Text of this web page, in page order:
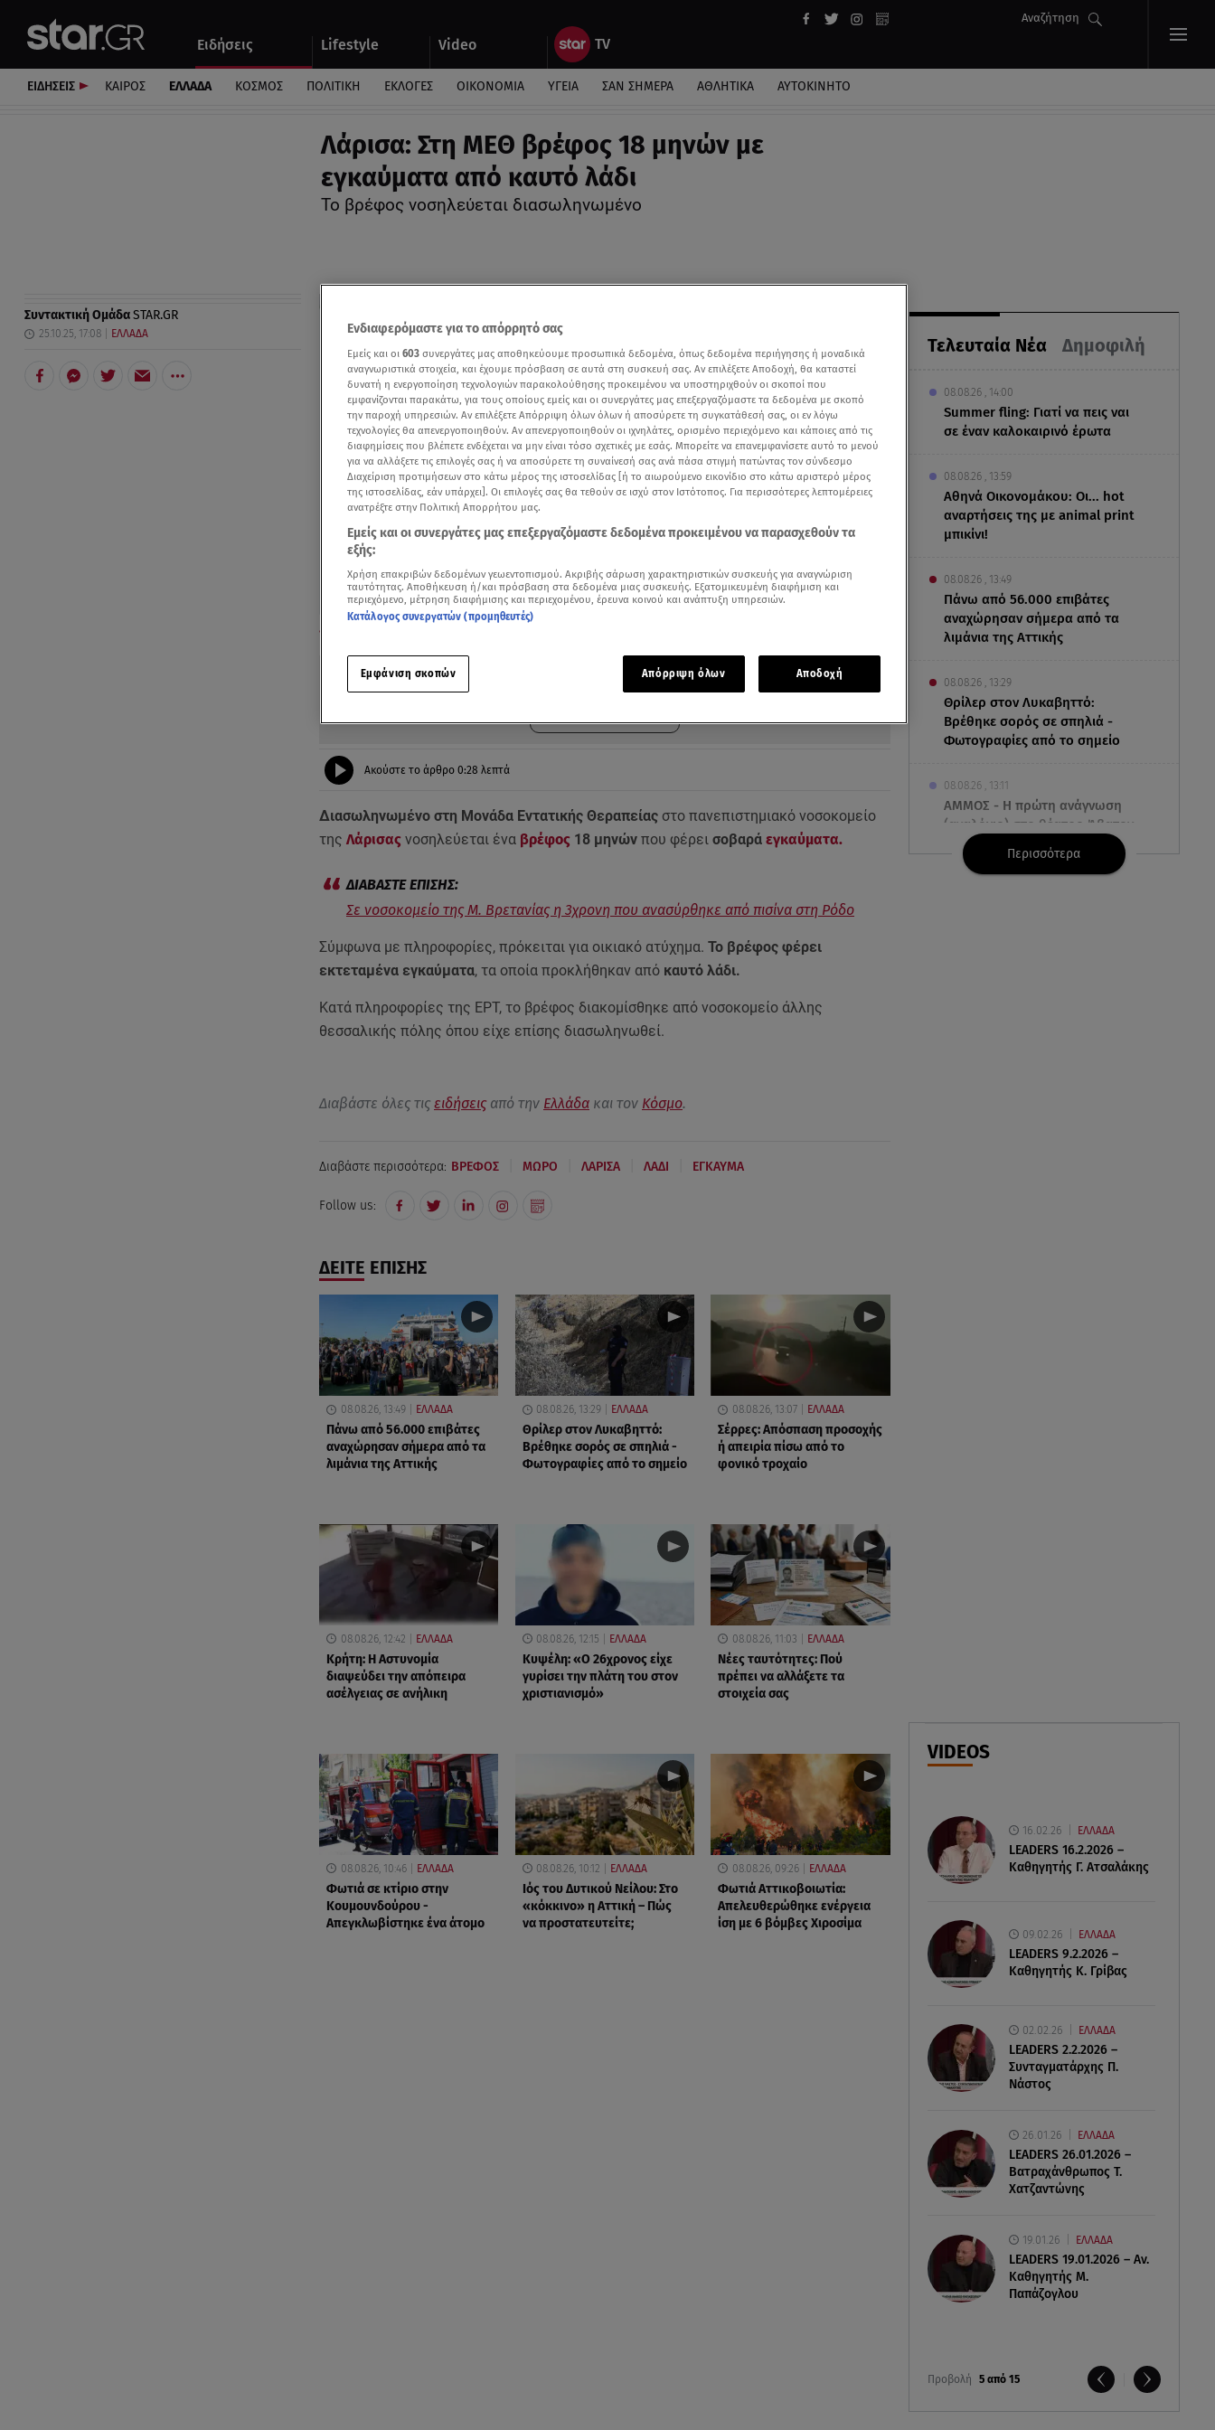
Ειδήσεις Lifestyle Video
Αναζήτηση
Αυτοκίνητο
ΕΙΔΗΣΕΙΣ ΚΑΙΡΟΣ ΕΛΛΑΔΑ ΚΟΣΜΟΣ ΠΟΛΙΤΙΚΗ ΕΚΛΟΓΕΣ ΟΙΚΟΝΟΜΙΑ ΥΓΕΙΑ ΣΑΝ ΣΗΜΕΡΑ ΑΘΛΗΤΙΚΑ ΑΥΤΟΚΙΝΗΤΟ
Λάρισα: Στη ΜΕΘ βρέφος 18 μηνών με
εγκαύματα από καυτό λάδι
Το βρέφος νοσηλεύεται διασωληνωμένο
Τελευταία Νέα Δημοφιλή
08.08.26 , 14:00
Summer fling: Γιατί να πεις ναι
σε έναν καλοκαιρινό έρωτα
08.08.26 , 13:59
Αθηνά Οικονομάκου: Οι... hot
αναρτήσεις της με animal print
μπικίνι!
08.08.26 , 13:49
Πάνω από 56.000 επιβάτες
αναχώρησαν σήμερα από τα
λιμάνια της Αττικής
08.08.26 , 13:29
Θρίλερ στον Λυκαβηττό:
Βρέθηκε σορός σε σπηλιά -
Φωτογραφίες από το σημείο
08.08.26 , 13:11
ΑΜΜΟΣ - Η πρώτη ανάγνωση
(αναλόγιο) στο θέατρο Άβατον
08.08.26 , 13:07
ο παραγωγός και συνεργάτης
της Μαντόνα
Περισσότερα
VIDEOS
16.02.26 ΕΛΛΑΔΑ
LEADERS 16.2.2026 –
Καθηγητής Γ. Ατσαλάκης
09.02.26 ΕΛΛΑΔΑ
LEADERS 9.2.2026 –
Καθηγητής Κ. Γρίβας
02.02.26 ΕΛΛΑΔΑ
LEADERS 2.2.2026 –
Συνταγματάρχης Π.
Νάστος
26.01.26 ΕΛΛΑΔΑ
LEADERS 26.01.2026 –
Βατραχάνθρωπος Τ.
Χατζαντώνης
19.01.26 ΕΛΛΑΔΑ
LEADERS 19.01.2026 – Αν.
Καθηγητής Μ.
Παπάζογλου
Προβολή 5 από 15
Συντακτική ΟμάδαSTAR.GR
25.10.25, 17:08 ΕΛΛΑΔΑ
Δείτε περισσότερα άρθρα μας στα αποτελέσματα αναζήτησης
Ακούστε το άρθρο 0:28 λεπτά
Διασωληνωμένο στη Μονάδα Εντατικής Θεραπείας στο πανεπιστημιακό νοσοκομείο
της Λάρισαςνοσηλεύεται ένα βρέφος 18 μηνώνπου φέρει σοβαρά εγκαύματα.
Σε νοσοκομείο της Μ. Βρετανίας η 3χρονη που ανασύρθηκε από πισίνα στη Ρόδο
Σύμφωνα με πληροφορίες, πρόκειται για οικιακό ατύχημα. Το βρέφος φέρει
εκτεταμένα εγκαύματα, τα οποία προκλήθηκαν από καυτό λάδι.
Κατά πληροφορίες της ΕΡΤ, το βρέφος διακομίσθηκε από νοσοκομείο άλλης
θεσσαλικής πόλης όπου είχε επίσης διασωληνωθεί.
Διαβάστε όλες τις ειδήσειςαπό την Ελλάδακαι τον Κόσμο.
Διαβάστε περισσότερα: ΒΡΕΦΟΣ ΜΩΡΟ ΛΑΡΙΣΑ ΛΑΔΙ ΕΓΚΑΥΜΑ
Follow us:
ΔΕΙΤΕ ΕΠΙΣΗΣ
08.08.26, 13:49 ΕΛΛΑΔΑ
Πάνω από 56.000 επιβάτες
αναχώρησαν σήμερα από τα
λιμάνια της Αττικής
08.08.26, 13:29 ΕΛΛΑΔΑ
Θρίλερ στον Λυκαβηττό:
Βρέθηκε σορός σε σπηλιά -
Φωτογραφίες από το σημείο
08.08.26, 13:07 ΕΛΛΑΔΑ
Σέρρες: Απόσπαση προσοχής
ή απειρία πίσω από το
φονικό τροχαίο
08.08.26, 12:42 ΕΛΛΑΔΑ
Κρήτη: Η Αστυνομία
διαψεύδει την απόπειρα
ασέλγειας σε ανήλικη
08.08.26, 12:15 ΕΛΛΑΔΑ
Κυψέλη: «Ο 26χρονος είχε
γυρίσει την πλάτη του στον
χριστιανισμό»
08.08.26, 11:03 ΕΛΛΑΔΑ
Νέες ταυτότητες: Πού
πρέπει να αλλάξετε τα
στοιχεία σας
08.08.26, 10:46 ΕΛΛΑΔΑ
Φωτιά σε κτίριο στην
Κουμουνδούρου -
Απεγκλωβίστηκε ένα άτομο
08.08.26, 10:12 ΕΛΛΑΔΑ
Ιός του Δυτικού Νείλου: Στο
«κόκκινο» η Αττική – Πώς
να προστατευτείτε;
08.08.26, 09:26 ΕΛΛΑΔΑ
Φωτιά Αττικοβοιωτία:
Απελευθερώθηκε ενέργεια
ίση με 6 βόμβες Χιροσίμα
Ενδιαφερόμαστε για το απόρρητό σας
Εμείς και οι 603 συνεργάτες μας αποθηκεύουμε προσωπικά δεδομένα, όπως δεδομένα περιήγησης ή μοναδικά
αναγνωριστικά στοιχεία, και έχουμε πρόσβαση σε αυτά στη συσκευή σας. Αν επιλέξετε Αποδοχή, θα καταστεί
δυνατή η ενεργοποίηση τεχνολογιών παρακολούθησης προκειμένου να υποστηριχθούν οι σκοποί που
εμφανίζονται παρακάτω, για τους οποίους εμείς και οι συνεργάτες μας επεξεργαζόμαστε τα δεδομένα με σκοπό
την παροχή υπηρεσιών. Αν επιλέξετε Απόρριψη όλων όλων ή αποσύρετε τη συγκατάθεσή σας, οι εν λόγω
τεχνολογίες θα απενεργοποιηθούν. Αν απενεργοποιηθούν οι ιχνηλάτες, ορισμένο περιεχόμενο και κάποιες από τις
διαφημίσεις που βλέπετε ενδέχεται να μην είναι τόσο σχετικές με εσάς. Μπορείτε να επανεμφανίσετε αυτό το μενού
για να αλλάξετε τις επιλογές σας ή να αποσύρετε τη συναίνεσή σας ανά πάσα στιγμή πατώντας τον σύνδεσμο
Διαχείριση προτιμήσεων στο κάτω μέρος της ιστοσελίδας [ή το αιωρούμενο εικονίδιο στο κάτω αριστερό μέρος
της ιστοσελίδας, εάν υπάρχει]. Οι επιλογές σας θα τεθούν σε ισχύ στον Ιστότοπος. Για περισσότερες λεπτομέρειες
ανατρέξτε στην Πολιτική Απορρήτου μας.
Εμείς και οι συνεργάτες μας επεξεργαζόμαστε δεδομένα προκειμένου να παρασχεθούν τα
εξής:
Χρήση επακριβών δεδομένων γεωεντοπισμού. Ακριβής σάρωση χαρακτηριστικών συσκευής για αναγνώριση
ταυτότητας. Αποθήκευση ή/και πρόσβαση στα δεδομένα μιας συσκευής. Εξατομικευμένη διαφήμιση και
περιεχόμενο, μέτρηση διαφήμισης και περιεχομένου, έρευνα κοινού και ανάπτυξη υπηρεσιών.
Κατάλογος συνεργατών (προμηθευτές)
Εμφάνιση σκοπών Απόρριψη όλων Αποδοχή